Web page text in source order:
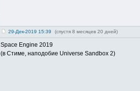
29-Дек-2019 15:39 (спустя 8 месяцев 20 дней)
Space Engine 2019
(в Стиме, наподобие Universe Sandbox 2)